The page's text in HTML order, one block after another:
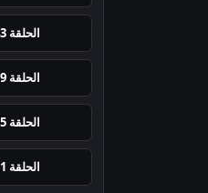
الحلقة 243
الحلقة 239
الحلقة 235
الحلقة 231